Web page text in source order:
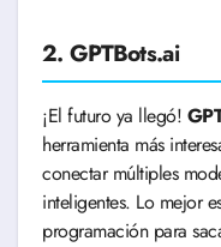
2. GPTBots.ai
¡El futuro ya llegó!
herramienta más
conectar múltiples
inteligentes. Lo mejor
programación para